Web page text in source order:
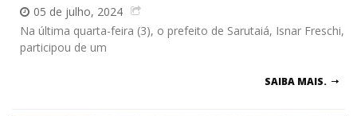
05 de julho, 2024
Na última quarta-feira (3), o prefeito de Sarutaiá, Isnar Freschi,
participou de um
SAIBA MAIS.